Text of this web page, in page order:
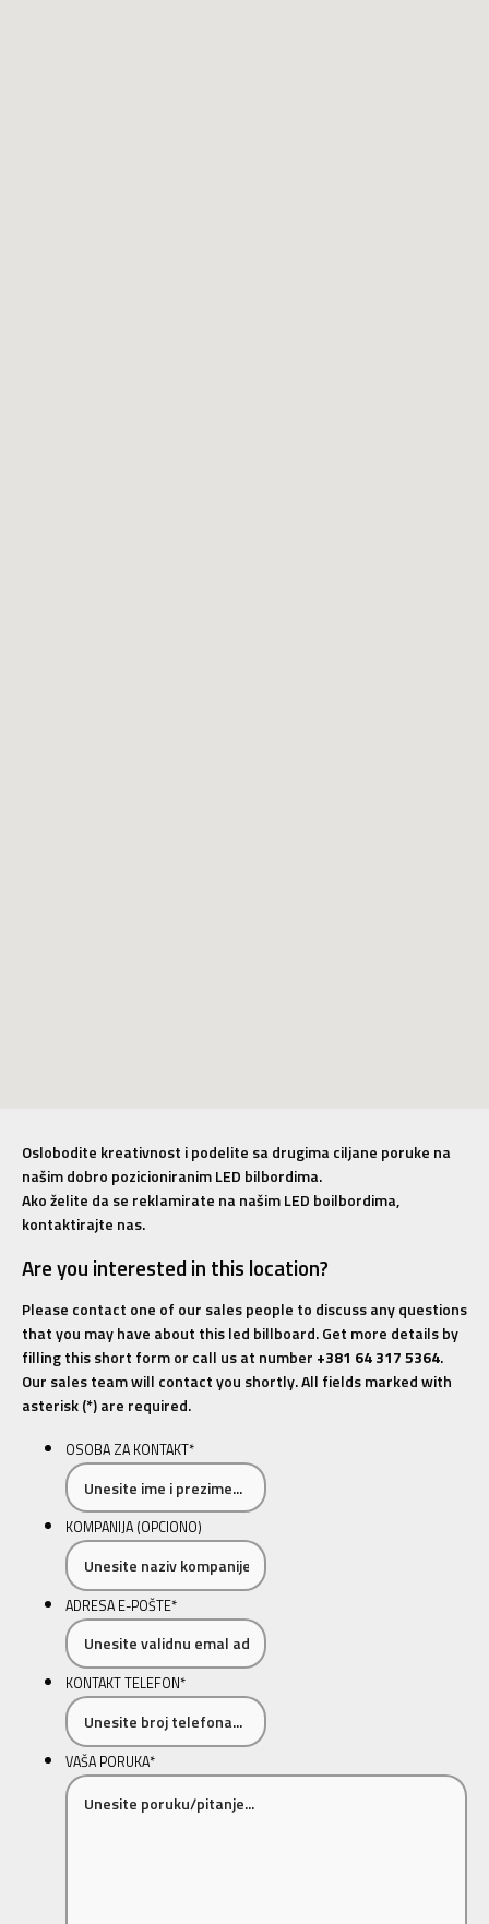
Oslobodite kreativnost i podelite sa drugima ciljane poruke na
našim dobro pozicioniranim LED bilbordima.
Ako želite da se reklamirate na našim LED boilbordima,
kontaktirajte nas.
Are you interested in this location?
Please contact one of our sales people to discuss any questions
that you may have about this led billboard. Get more details by
filling this short form or call us at number +381 64 317 5364.
Our sales team will contact you shortly. All fields marked with
asterisk (*) are required.
OSOBA ZA KONTAKT*
KOMPANIJA (OPCIONO)
ADRESA E-POŠTE*
KONTAKT TELEFON*
VAŠA PORUKA*